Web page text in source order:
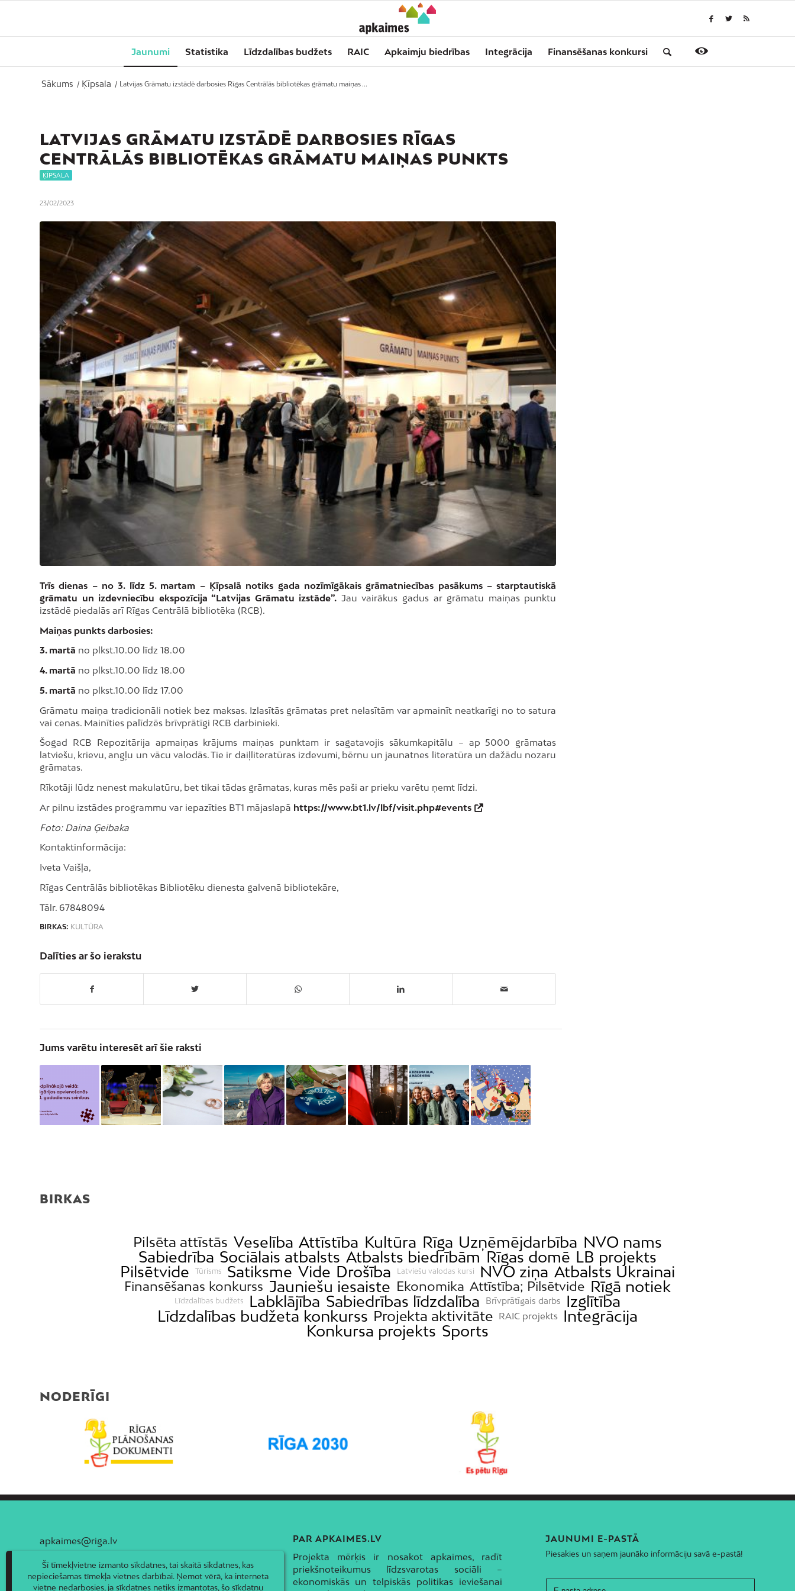
Jaunumi Statistika Līdzdalības budžets RAIC Apkaimju biedrības Integrācija Finansēšanas konkursi
Sākums / Ķīpsala / Latvijas Grāmatu izstādē darbosies Rīgas Centrālās bibliotēkas grāmatu maiņas ...
LATVIJAS GRĀMATU IZSTĀDĒ DARBOSIES RĪGAS
CENTRĀLĀS BIBLIOTĒKAS GRĀMATU MAIŅAS PUNKTS
ĶĪPSALA
23/02/2023
Trīs dienas – no 3. līdz 5. martam – Ķīpsalā notiks gada nozīmīgākais grāmatniecības pasākums – starptautiskā
grāmatu un izdevniecību ekspozīcija “Latvijas Grāmatu izstāde”. Jau vairākus gadus ar grāmatu maiņas punktu
izstādē piedalās arī Rīgas Centrālā bibliotēka (RCB).
Maiņas punkts darbosies:
3. martā no plkst.10.00 līdz 18.00
4. martā no plkst.10.00 līdz 18.00
5. martā no plkst.10.00 līdz 17.00
Grāmatu maiņa tradicionāli notiek bez maksas. Izlasītās grāmatas pret nelasītām var apmainīt neatkarīgi no to satura
vai cenas. Mainīties palīdzēs brīvprātīgi RCB darbinieki.
Šogad RCB Repozitārija apmaiņas krājums maiņas punktam ir sagatavojis sākumkapitālu – ap 5000 grāmatas
latviešu, krievu, angļu un vācu valodās. Tie ir daiļliteratūras izdevumi, bērnu un jaunatnes literatūra un dažādu nozaru
grāmatas.
Rīkotāji lūdz nenest makulatūru, bet tikai tādas grāmatas, kuras mēs paši ar prieku varētu ņemt līdzi.
Ar pilnu izstādes programmu var iepazīties BT1 mājaslapā https://www.bt1.lv/lbf/visit.php#events
Foto: Daina Ģeibaka
Kontaktinformācija:
Iveta Vaišļa,
Rīgas Centrālās bibliotēkas Bibliotēku dienesta galvenā bibliotekāre,
Tālr. 67848094
BIRKAS: KULTŪRA
Dalīties ar šo ierakstu
Jums varētu interesēt arī šie raksti
BIRKAS
Pilsēta attīstās Veselība Attīstība Kultūra Rīga Uzņēmējdarbība NVO nams
Sabiedrība Sociālais atbalsts Atbalsts biedrībām Rīgas domē LB projekts
Pilsētvide
Tūrisms Satiksme Vide Drošība Latviešu valodas kursi NVO ziņa Atbalsts Ukrainai
Finansēšanas konkurss Jauniešu iesaiste Ekonomika Attīstība; Pilsētvide Rīgā notiek
Līdzdalības budžets Labklājība Sabiedrības līdzdalība Brīvprātīgais darbs
Izglītība
Līdzdalības budžeta konkurss Projekta aktivitāte RAIC projekts
Integrācija
Konkursa projekts Sports
NODERĪGI
apkaimes@riga.lv PAR APKAIMES.LV
Projekta mērķis ir nosakot apkaimes, radīt
priekšnoteikumus līdzsvarotas sociāli –
ekonomiskās un telpiskās politikas ieviešanai
JAUNUMI E-PASTĀ
Piesakies un saņem jaunāko informāciju savā e-pastā!
Šī tīmekļvietne izmanto sīkdatnes, tai skaitā sīkdatnes, kas
nepieciešamas tīmekļa vietnes darbībai. Ņemot vērā, ka interneta
vietne nedarbosies, ja sīkdatnes netiks izmantotas, šo sīkdatņu